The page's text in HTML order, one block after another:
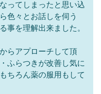
ってしまったと思い込
色々とお話しを伺う
事を理解出来ました。
らアプローチして頂
ふらつきが改善し気に
ちろん薬の服用もして